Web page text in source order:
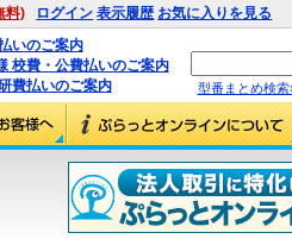
料) ログイン 表示履歴 お気に入りを見る
いのご案内
校費・公費払いのご案内
費払いのご案内
型番まとめ検索